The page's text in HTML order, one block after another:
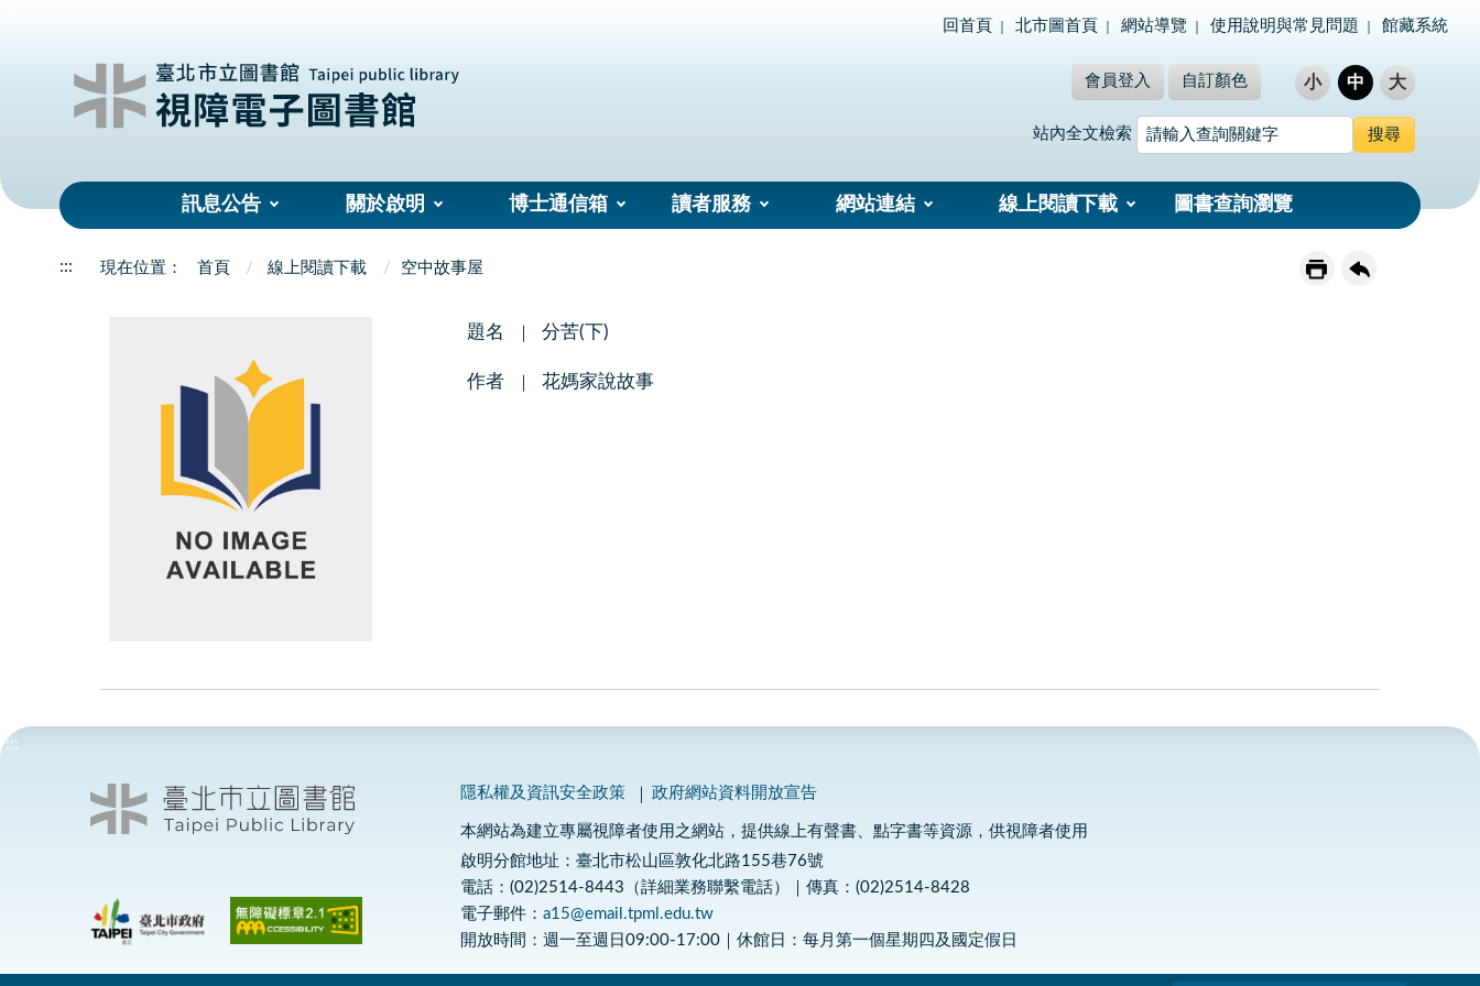
回首頁 北市圖首頁 網站導覽 使用說明與常見問題 館藏系統
會員登入 自訂顏色 小 中 大
站內全文檢索
訊息公告 關於啟明 博士通信箱 讀者服務 網站連結 線上閱讀下載 圖書查詢瀏覽
::: 首頁 線上閱讀下載 空中故事屋
題名 分苦(下)
作者 花媽家說故事
:::
隱私權及資訊安全政策 政府網站資料開放宣告
本網站為建立專屬視障者使用之網站，提供線上有聲書、點字書等資源，供視障者使用
啟明分館地址：臺北市松山區敦化北路155巷76號
電話：(02)2514-8443（詳細業務聯繫電話）｜傳真：(02)2514-8428
電子郵件：a15@email.tpml.edu.tw
開放時間：週一至週日09:00-17:00｜休館日：每月第一個星期四及國定假日